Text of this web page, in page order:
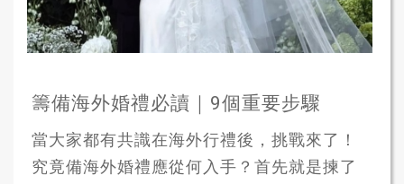
籌備海外婚禮必讀｜9個重要步驟
當大家都有共識在海外行禮後，挑戰來了！
究竟備海外婚禮應從何入手？首先就是揀了